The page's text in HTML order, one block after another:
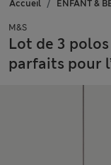
Accueil ENFANT &
M&S
Lot de 3
parfaits pour